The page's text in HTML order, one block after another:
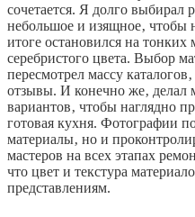
сочетается. Я долго выбирал
небольшое и изящное‚ чтобы
итоге остановился на тонких
серебристого цвета. Выбор
пересмотрел массу
отзывы. И конечно же‚ делал
вариантов‚ чтобы наглядно
готовая кухня. Фотографии
материалы‚ но и
мастеров на всех этапах
что цвет и текстура
представлениям.